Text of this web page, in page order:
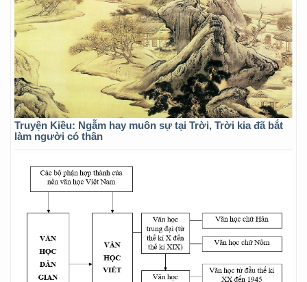
Truyện Kiều: Ngẫm hay muôn sự tại Trời, Trời kia đã bắt
làm người có thân